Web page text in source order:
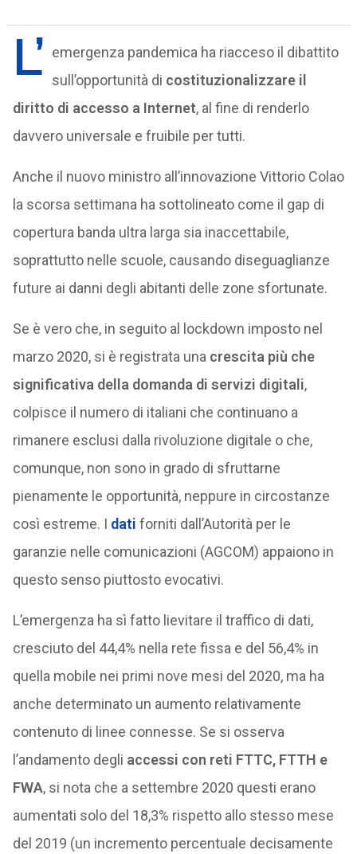
L’ emergenza pandemica ha riacceso il dibattito
sull’opportunità di costituzionalizzare il
diritto di accesso a Internet, al fine di renderlo
davvero universale e fruibile per tutti.
Anche il nuovo ministro all’innovazione Vittorio Colao
la scorsa settimana ha sottolineato come il gap di
copertura banda ultra larga sia inaccettabile,
soprattutto nelle scuole, causando diseguaglianze
future ai danni degli abitanti delle zone sfortunate.
Se è vero che, in seguito al lockdown imposto nel
marzo 2020, si è registrata una crescita più che
significativa della domanda di servizi digitali,
colpisce il numero di italiani che continuano a
rimanere esclusi dalla rivoluzione digitale o che,
comunque, non sono in grado di sfruttarne
pienamente le opportunità, neppure in circostanze
così estreme. I dati forniti dall’Autorità per le
garanzie nelle comunicazioni (AGCOM) appaiono in
questo senso piuttosto evocativi.
L’emergenza ha sì fatto lievitare il traffico di dati,
cresciuto del 44,4% nella rete fissa e del 56,4% in
quella mobile nei primi nove mesi del 2020, ma ha
anche determinato un aumento relativamente
contenuto di linee connesse. Se si osserva
l’andamento degli accessi con reti FTTC, FTTH e
FWA, si nota che a settembre 2020 questi erano
aumentati solo del 18,3% rispetto allo stesso mese
del 2019 (un incremento percentuale decisamente